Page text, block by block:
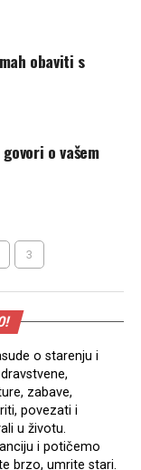
obaviti s
o vašem
3
o starenju i
zabave,
povezati i
u životu.
i potičemo
brzo, umrite stari.